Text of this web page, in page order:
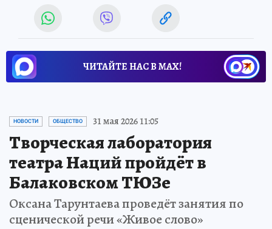
ЧИТАЙТЕ НАС В МАХ!
НОВОСТИ ОБЩЕСТВО 31 мая 2026 11:05
Творческая лаборатория
театра Наций пройдёт в
Балаковском ТЮЗе
Оксана Тарунтаева проведёт занятия по
сценической речи «Живое слово»